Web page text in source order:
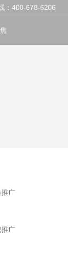
：400-678-6206
推广
推广